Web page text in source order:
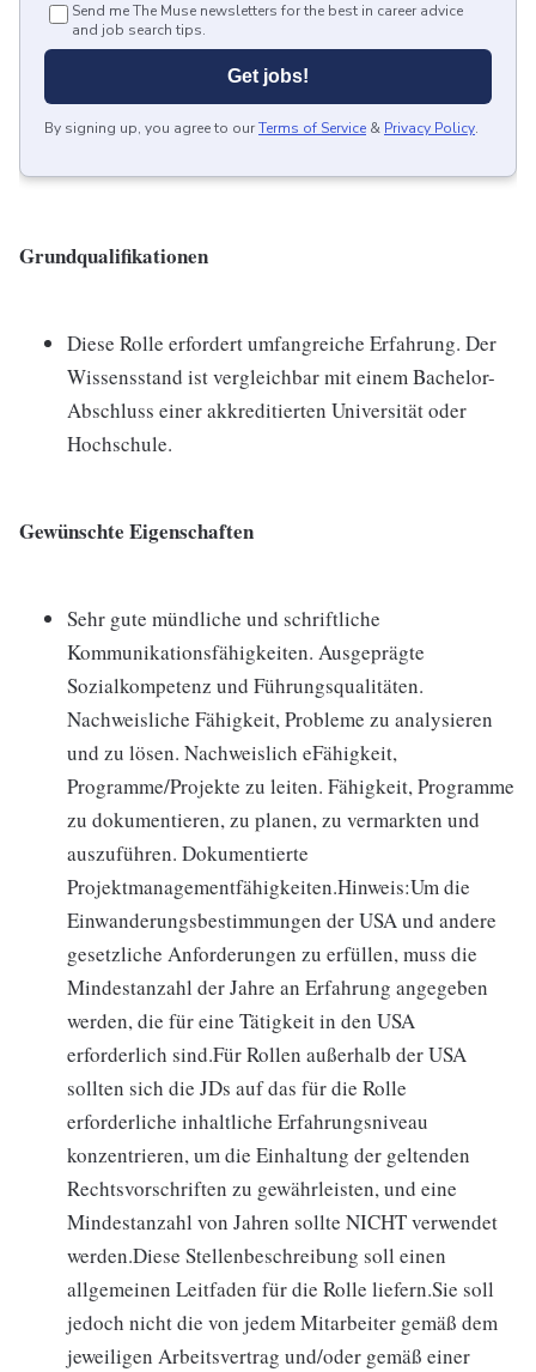
Send me The Muse newsletters for the best in career advice
and job search tips.
Get jobs!
By signing up, you agree to ourTerms of Service & Privacy Policy.
Grundqualifikationen
Diese Rolle erfordert umfangreiche Erfahrung. Der
Wissensstand ist vergleichbar mit einem Bachelor-
Abschluss einer akkreditierten Universität oder
Hochschule.
Gewünschte Eigenschaften
Sehr gute mündliche und schriftliche
Kommunikationsfähigkeiten. Ausgeprägte
Sozialkompetenz und Führungsqualitäten.
Nachweisliche Fähigkeit, Probleme zu analysieren
und zu lösen. Nachweislich eFähigkeit,
Programme/Projekte zu leiten. Fähigkeit, Programme
zu dokumentieren, zu planen, zu vermarkten und
auszuführen. Dokumentierte
Projektmanagementfähigkeiten.Hinweis:Um die
Einwanderungsbestimmungen der USA und andere
gesetzliche Anforderungen zu erfüllen, muss die
Mindestanzahl der Jahre an Erfahrung angegeben
werden, die für eine Tätigkeit in den USA
erforderlich sind.Für Rollen außerhalb der USA
sollten sich die JDs auf das für die Rolle
erforderliche inhaltliche Erfahrungsniveau
konzentrieren, um die Einhaltung der geltenden
Rechtsvorschriften zu gewährleisten, und eine
Mindestanzahl von Jahren sollte NICHT verwendet
werden.Diese Stellenbeschreibung soll einen
allgemeinen Leitfaden für die Rolle liefern.Sie soll
jedoch nicht die von jedem Mitarbeiter gemäß dem
jeweiligen Arbeitsvertrag und/oder gemäß einer